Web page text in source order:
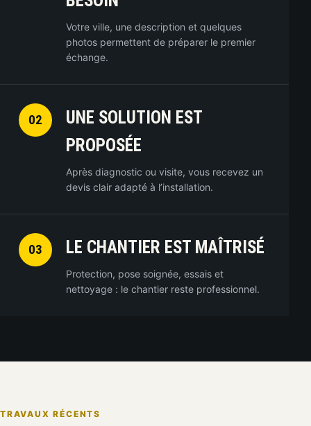
Votre ville, une description et quelques
photos permettent de préparer le premier
échange.
02
UNE SOLUTION EST
PROPOSÉE
Après diagnostic ou visite, vous recevez un
devis clair adapté à l’installation.
03 LE CHANTIER EST MAÎTRISÉ
Protection, pose soignée, essais et
nettoyage : le chantier reste professionnel.
TRAVAUX RÉCENTS